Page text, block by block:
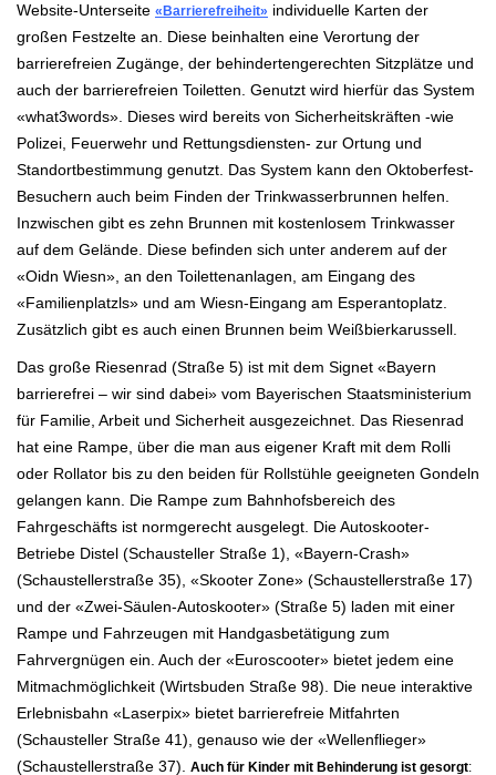
Website-Unterseite «Barrierefreiheit» individuelle Karten der
großen Festzelte an. Diese beinhalten eine Verortung der
barrierefreien Zugänge, der behindertengerechten Sitzplätze und
auch der barrierefreien Toiletten. Genutzt wird hierfür das System
«what3words». Dieses wird bereits von Sicherheitskräften -wie
Polizei, Feuerwehr und Rettungsdiensten- zur Ortung und
Standortbestimmung genutzt. Das System kann den Oktoberfest-
Besuchern auch beim Finden der Trinkwasserbrunnen helfen.
Inzwischen gibt es zehn Brunnen mit kostenlosem Trinkwasser
auf dem Gelände. Diese befinden sich unter anderem auf der
«Oidn Wiesn», an den Toilettenanlagen, am Eingang des
«Familienplatzls» und am Wiesn-Eingang am Esperantoplatz.
Zusätzlich gibt es auch einen Brunnen beim Weißbierkarussell.
Das große Riesenrad (Straße 5) ist mit dem Signet «Bayern
barrierefrei – wir sind dabei» vom Bayerischen Staatsministerium
für Familie, Arbeit und Sicherheit ausgezeichnet. Das Riesenrad
hat eine Rampe, über die man aus eigener Kraft mit dem Rolli
oder Rollator bis zu den beiden für Rollstühle geeigneten Gondeln
gelangen kann. Die Rampe zum Bahnhofsbereich des
Fahrgeschäfts ist normgerecht ausgelegt. Die Autoskooter-
Betriebe Distel (Schausteller Straße 1), «Bayern-Crash»
(Schaustellerstraße 35), «Skooter Zone» (Schaustellerstraße 17)
und der «Zwei-Säulen-Autoskooter» (Straße 5) laden mit einer
Rampe und Fahrzeugen mit Handgasbetätigung zum
Fahrvergnügen ein. Auch der «Euroscooter» bietet jedem eine
Mitmachmöglichkeit (Wirtsbuden Straße 98). Die neue interaktive
Erlebnisbahn «Laserpix» bietet barrierefreie Mitfahrten
(Schausteller Straße 41), genauso wie der «Wellenflieger»
(Schaustellerstraße 37). Auch für Kinder mit Behinderung ist gesorgt: